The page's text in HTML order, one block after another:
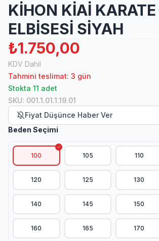
KİHON KİAİ
ELBİSESİ SİYAH
₺1.750,00
KDV Dahil
Tahmini teslimat: 3 gün
Stokta 11 adet
SKU: 001.1.01.1.19.01
Fiyat Düşünce Haber Ver
Beden Seçimi
100 105 110
120 125 130
140 145 150
160 165 170